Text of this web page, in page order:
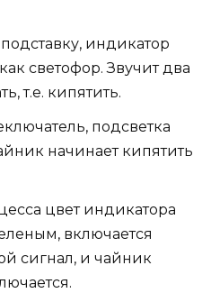
индикатор
светофор. Звучит два
т.е. кипятить.
подсветка
начинает кипятить
цвет индикатора
включается
сигнал, и чайник